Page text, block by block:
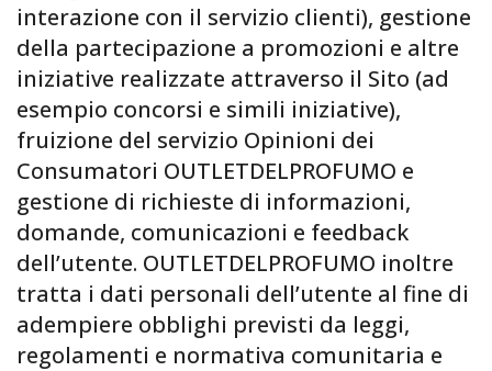
interazione con il servizio clienti), gestione
della partecipazione a promozioni e altre
iniziative realizzate attraverso il Sito (ad
esempio concorsi e simili iniziative),
fruizione del servizio Opinioni dei
Consumatori OUTLETDELPROFUMO e
gestione di richieste di informazioni,
domande, comunicazioni e feedback
dell’utente. OUTLETDELPROFUMO inoltre
tratta i dati personali dell’utente al fine di
adempiere obblighi previsti da leggi,
regolamenti e normativa comunitaria e